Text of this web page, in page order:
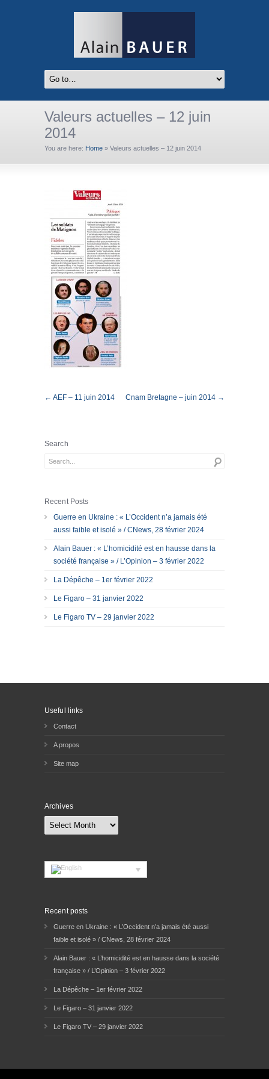
Valeurs actuelles – 12 juin
2014
You are here: Home » Valeurs actuelles – 12 juin 2014
← AEF – 11 juin 2014 Cnam Bretagne – juin 2014 →
Search
Recent Posts
Guerre en Ukraine : « L’Occident n’a jamais été
aussi faible et isolé » / CNews, 28 février 2024
Alain Bauer : « L’homicidité est en hausse dans la
société française » / L’Opinion – 3 février 2022
La Dépêche – 1er février 2022
Le Figaro – 31 janvier 2022
Le Figaro TV – 29 janvier 2022
Useful links
Contact
A propos
Site map
Archives
Archives
Recent posts
Guerre en Ukraine : « L’Occident n’a jamais été aussi
faible et isolé » / CNews, 28 février 2024
Alain Bauer : « L’homicidité est en hausse dans la société
française » / L’Opinion – 3 février 2022
La Dépêche – 1er février 2022
Le Figaro – 31 janvier 2022
Le Figaro TV – 29 janvier 2022